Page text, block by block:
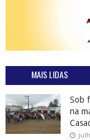
MAIS LIDAS
Sob
na